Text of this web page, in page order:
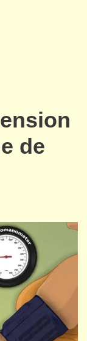
de